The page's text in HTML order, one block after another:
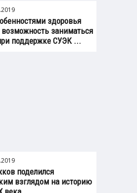
здоровья
заниматься
поддержке СУЭК ...
поделился
взглядом на историю